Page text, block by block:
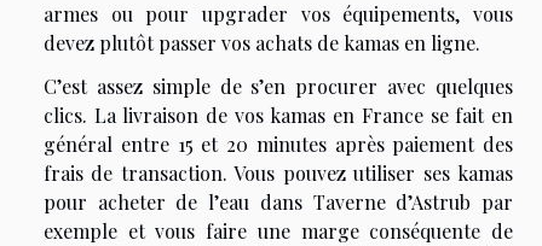
armes ou pour upgrader vos équipements, vous
devez plutôt passer vos achats de kamas en ligne.
C’est assez simple de s’en procurer avec quelques
clics. La livraison de vos kamas en France se fait en
général entre 15 et 20 minutes après paiement des
frais de transaction. Vous pouvez utiliser ses kamas
pour acheter de l’eau dans Taverne d’Astrub par
exemple et vous faire une marge conséquente de